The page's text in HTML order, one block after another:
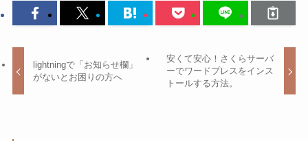
lightningで「お知らせ欄」
がないとお困りの方へ
安くて安心！さくらサーバ
ーでワードプレスをインス
トールする方法。